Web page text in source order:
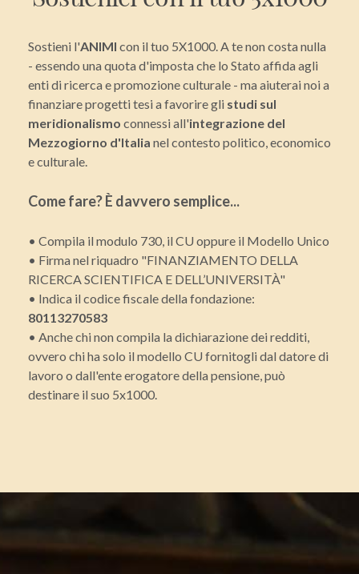
Sostieni l'ANIMI con il tuo 5X1000. A te non costa nulla
- essendo una quota d'imposta che lo Stato affida agli
enti di ricerca e promozione culturale - ma aiuterai noi a
finanziare progetti tesi a favorire gli studi sul
meridionalismo connessi all'integrazione del
Mezzogiorno d'Italia nel contesto politico, economico
e culturale.
Come fare? È davvero semplice...
• Compila il modulo 730, il CU oppure il Modello Unico
• Firma nel riquadro "FINANZIAMENTO DELLA
RICERCA SCIENTIFICA E DELL’UNIVERSITÀ"
• Indica il codice fiscale della fondazione:
80113270583
• Anche chi non compila la dichiarazione dei redditi,
ovvero chi ha solo il modello CU fornitogli dal datore di
lavoro o dall'ente erogatore della pensione, può
destinare il suo 5x1000.